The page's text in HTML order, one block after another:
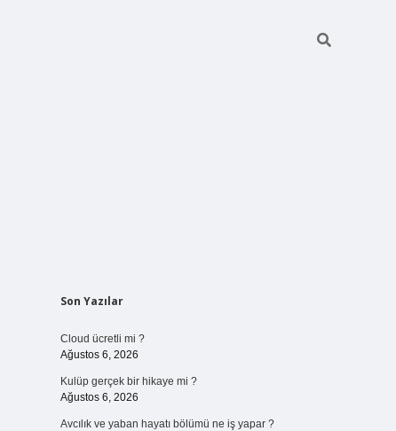
Sidebar
Son Yazılar
Cloud ücretli mi ?
Ağustos 6, 2026
Kulüp gerçek bir hikaye mi ?
Ağustos 6, 2026
Avcılık ve yaban hayatı bölümü ne iş yapar ?